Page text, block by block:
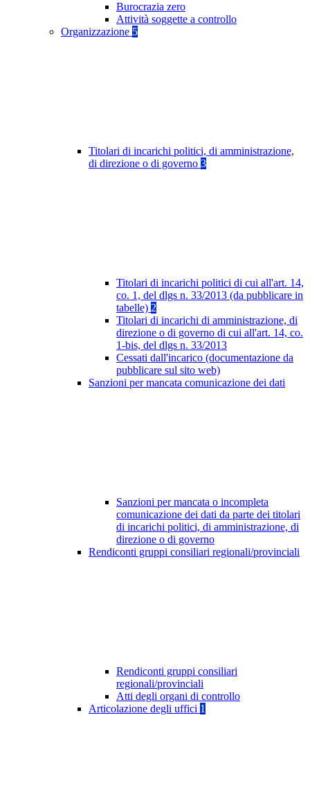
Burocrazia zero
Attività soggette a controllo
Organizzazione 5
Titolari di incarichi politici, di amministrazione,
di direzione o di governo 3
Titolari di incarichi politici di cui all'art. 14,
co. 1, del dlgs n. 33/2013 (da pubblicare in
tabelle) 2
Titolari di incarichi di amministrazione, di
direzione o di governo di cui all'art. 14, co.
1-bis, del dlgs n. 33/2013
Cessati dall'incarico (documentazione da
pubblicare sul sito web)
Sanzioni per mancata comunicazione dei dati
Sanzioni per mancata o incompleta
comunicazione dei dati da parte dei titolari
di incarichi politici, di amministrazione, di
direzione o di governo
Rendiconti gruppi consiliari regionali/provinciali
Rendiconti gruppi consiliari
regionali/provinciali
Atti degli organi di controllo
Articolazione degli uffici 1